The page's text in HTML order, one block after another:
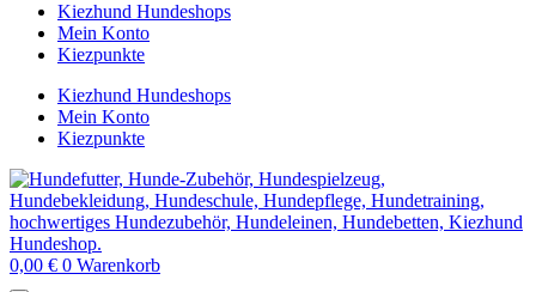
Kiezhund Hundeshops
Mein Konto
Kiezpunkte
Kiezhund Hundeshops
Mein Konto
Kiezpunkte
0,00 € 0 Warenkorb